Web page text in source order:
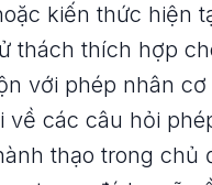
kiến thức hiện
thách thích hợp
với phép nhân cơ
các câu hỏi
thạo trong chủ